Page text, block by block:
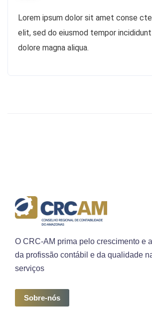
Lorem ipsum dolor sit amet conse
elit, sed do eiusmod tempor
dolore magna aliqua.
O CRC-AM prima pelo crescimento e
da profissão contábil e da qualidade
serviços
Sobre-nós